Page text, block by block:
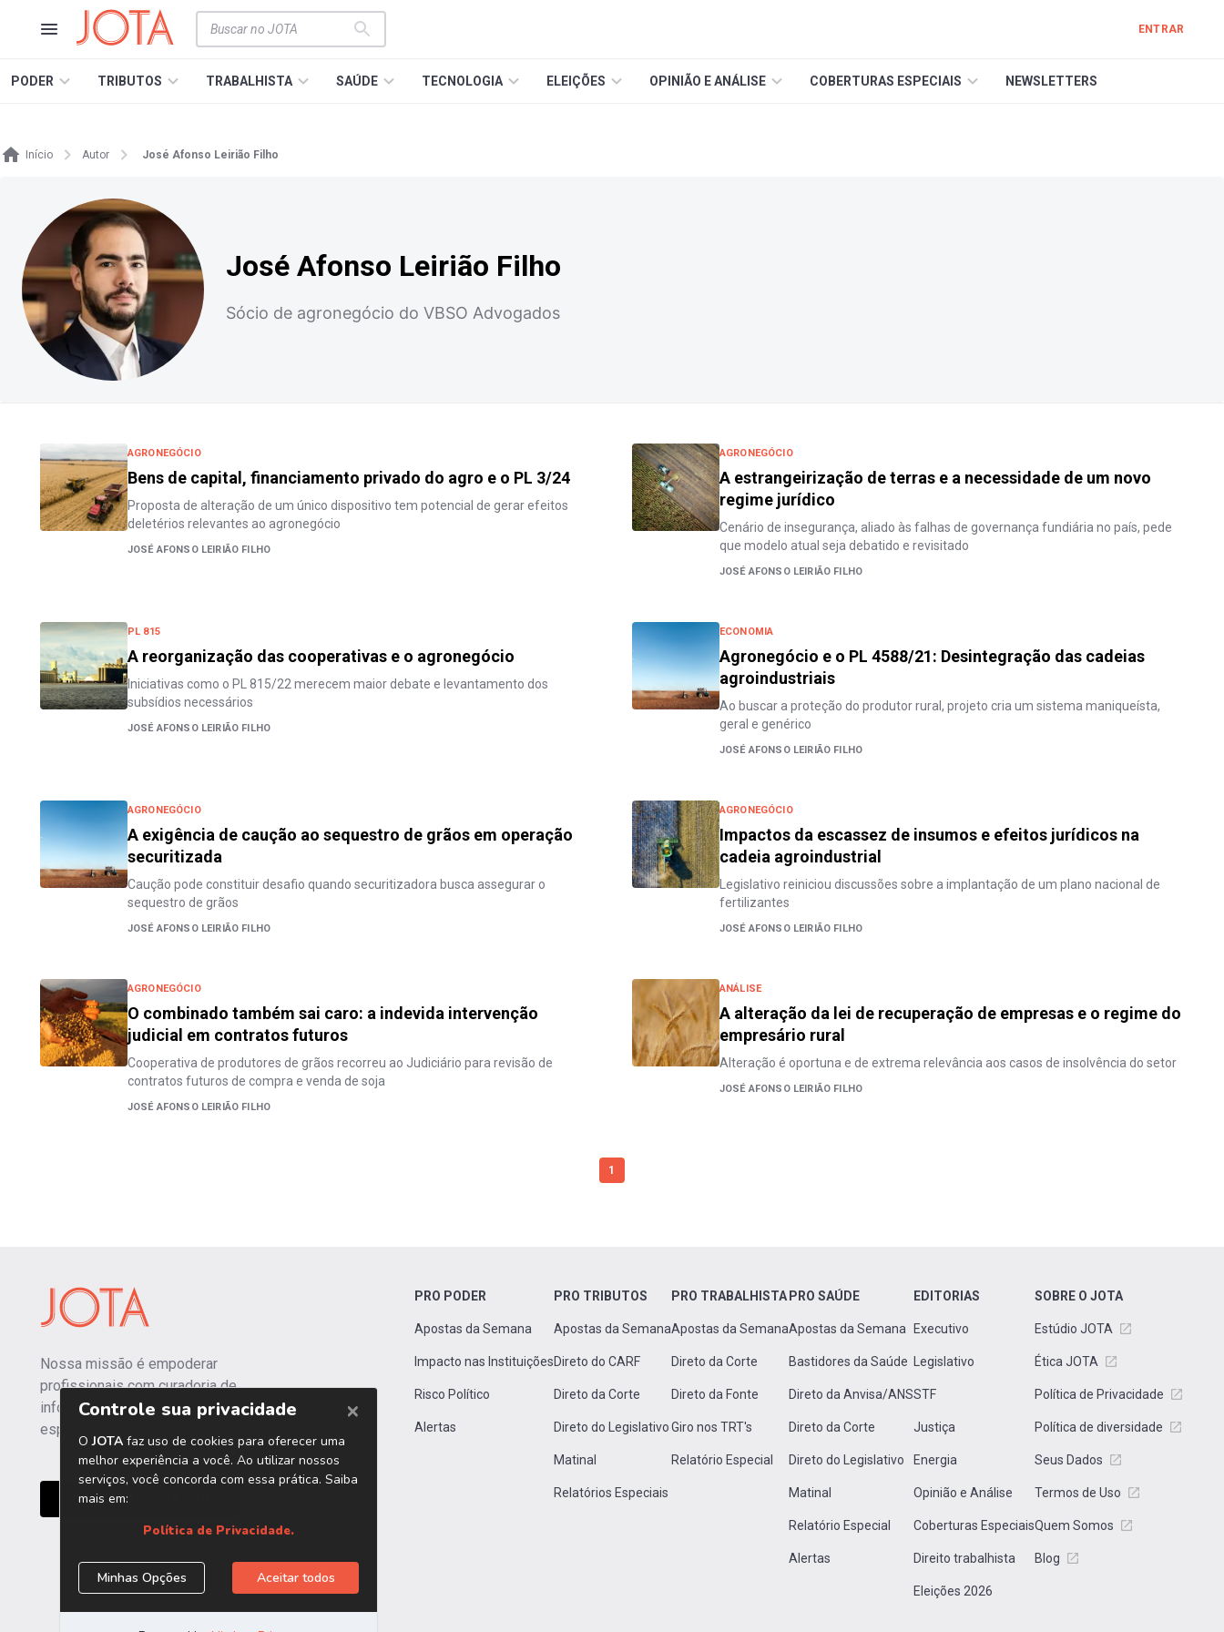
ENTRAR
PODER TRIBUTOS TRABALHISTA SAÚDE TECNOLOGIA ELEIÇÕES OPINIÃO E ANÁLISE COBERTURAS ESPECIAIS NEWSLETTERS
Início Autor José Afonso Leirião Filho
José Afonso Leirião Filho
Sócio de agronegócio do VBSO Advogados
AGRONEGÓCIO
Bens de capital, financiamento privado do agro e o PL 3/24
Proposta de alteração de um único dispositivo tem potencial de gerar efeitos
deletérios relevantes ao agronegócio
JOSÉ AFONSO LEIRIÃO FILHO
AGRONEGÓCIO
A estrangeirização de terras e a necessidade de um novo
regime jurídico
Cenário de insegurança, aliado às falhas de governança fundiária no país, pede
que modelo atual seja debatido e revisitado
JOSÉ AFONSO LEIRIÃO FILHO
PL 815
A reorganização das cooperativas e o agronegócio
Iniciativas como o PL 815/22 merecem maior debate e levantamento dos
subsídios necessários
JOSÉ AFONSO LEIRIÃO FILHO
ECONOMIA
Agronegócio e o PL 4588/21: Desintegração das cadeias
agroindustriais
Ao buscar a proteção do produtor rural, projeto cria um sistema maniqueísta,
geral e genérico
JOSÉ AFONSO LEIRIÃO FILHO
AGRONEGÓCIO
A exigência de caução ao sequestro de grãos em operação
securitizada
Caução pode constituir desafio quando securitizadora busca assegurar o
sequestro de grãos
JOSÉ AFONSO LEIRIÃO FILHO
AGRONEGÓCIO
Impactos da escassez de insumos e efeitos jurídicos na
cadeia agroindustrial
Legislativo reiniciou discussões sobre a implantação de um plano nacional de
fertilizantes
JOSÉ AFONSO LEIRIÃO FILHO
AGRONEGÓCIO
O combinado também sai caro: a indevida intervenção
judicial em contratos futuros
Cooperativa de produtores de grãos recorreu ao Judiciário para revisão de
contratos futuros de compra e venda de soja
JOSÉ AFONSO LEIRIÃO FILHO
ANÁLISE
A alteração da lei de recuperação de empresas e o regime do
empresário rural
Alteração é oportuna e de extrema relevância aos casos de insolvência do setor
JOSÉ AFONSO LEIRIÃO FILHO
1
Nossa missão é empoderar
profissionais com curadoria de
informações independentes e
especializadas.
CONHEÇA O JOTA PRO
PRO PODER
Apostas da Semana
Impacto nas Instituições
Risco Político
Alertas
PRO TRIBUTOS
Apostas da Semana
Direto do CARF
Direto da Corte
Direto do Legislativo
Matinal
Relatórios Especiais
PRO TRABALHISTA
Apostas da Semana
Direto da Corte
Direto da Fonte
Giro nos TRT's
Relatório Especial
PRO SAÚDE
Apostas da Semana
Bastidores da Saúde
Direto da Anvisa/ANS
Direto da Corte
Direto do Legislativo
Matinal
Relatório Especial
Alertas
EDITORIAS
Executivo
Legislativo
STF
Justiça
Energia
Opinião e Análise
Coberturas Especiais
Direito trabalhista
Eleições 2026
SOBRE O JOTA
Estúdio JOTA
Ética JOTA
Política de Privacidade
Política de diversidade
Seus Dados
Termos de Uso
Quem Somos
Blog